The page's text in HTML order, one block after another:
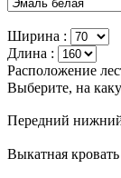
Ширина :
Длина :
Расположение
Выберите, на
Передний
Выкатная